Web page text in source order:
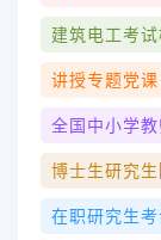
建筑电工考
讲授专题党课
全国中小学
博士生研究
在职研究生